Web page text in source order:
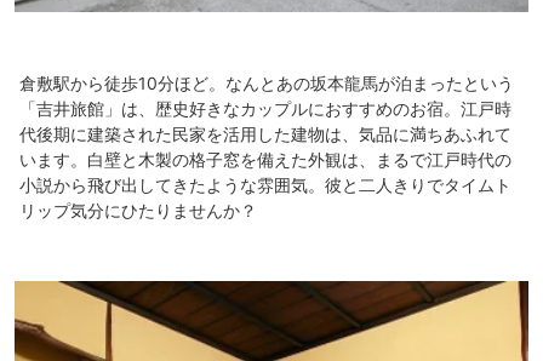
倉敷駅から徒歩10分ほど。なんとあの坂本龍馬が泊まったという
「吉井旅館」は、歴史好きなカップルにおすすめのお宿。江戸時
代後期に建築された民家を活用した建物は、気品に満ちあふれて
います。白壁と木製の格子窓を備えた外観は、まるで江戸時代の
小説から飛び出してきたような雰囲気。彼と二人きりでタイムト
リップ気分にひたりませんか？